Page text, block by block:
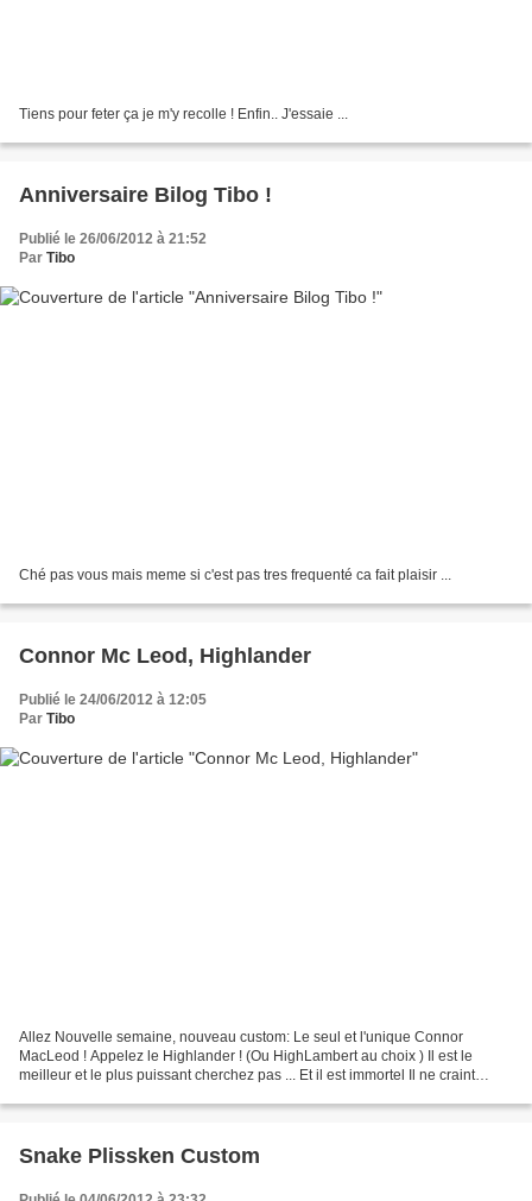
Tiens pour feter ça je m'y recolle ! Enfin.. J'essaie ...
Anniversaire Bilog Tibo !
Publié le 26/06/2012 à 21:52
Par Tibo
Ché pas vous mais meme si c'est pas tres frequenté ca fait plaisir ...
Connor Mc Leod, Highlander
Publié le 24/06/2012 à 12:05
Par Tibo
Allez Nouvelle semaine, nouveau custom: Le seul et l'unique Connor
MacLeod ! Appelez le Highlander ! (Ou HighLambert au choix ) Il est le
meilleur et le plus puissant cherchez pas ... Et il est immortel Il ne craint
Snake Plissken Custom